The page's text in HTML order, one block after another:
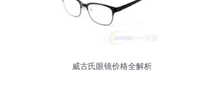
威古氏眼镜价格全解析